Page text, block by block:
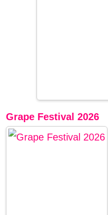
Grape Festival 2026